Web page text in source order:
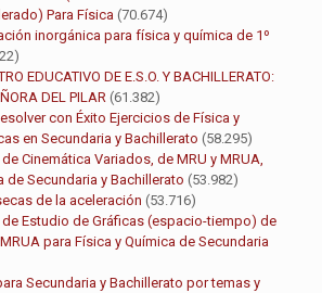
Para Física (70.674)
inorgánica para física y química de 1º
EDUCATIVO DE E.S.O. Y BACHILLERATO:
DEL PILAR (61.382)
con Éxito Ejercicios de Física y
en Secundaria y Bachillerato (58.295)
Cinemática Variados, de MRU y MRUA,
de Secundaria y Bachillerato (53.982)
de la aceleración (53.716)
Estudio de Gráficas (espacio-tiempo) de
para Física y Química de Secundaria
Secundaria y Bachillerato por temas y